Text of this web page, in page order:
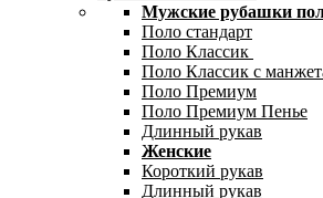
Мужские рубашки
Поло стандарт
Поло Классик
Поло Классик с
Поло Премиум
Поло Премиум Пенье
Длинный рукав
Женские
Короткий рукав
Длинный рукав